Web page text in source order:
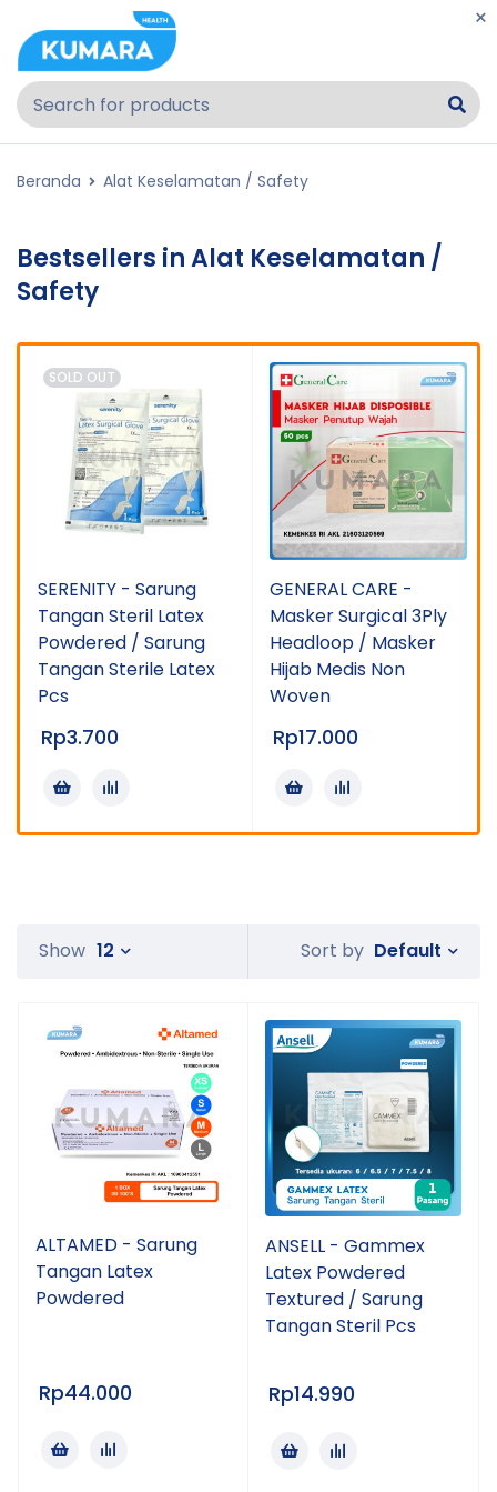
Beranda Alat Keselamatan / Safety
Bestsellers in Alat Keselamatan /
Safety
SOLD OUT
SERENITY - Sarung
Tangan Steril Latex
Powdered / Sarung
Tangan Sterile Latex
Pcs
Rp3.700
GENERAL CARE -
Masker Surgical 3Ply
Headloop / Masker
Hijab Medis Non
Woven
Rp17.000
Sort by Default
Show 12
ALTAMED - Sarung
Tangan Latex
Powdered
Rp44.000
ANSELL - Gammex
Latex Powdered
Textured / Sarung
Tangan Steril Pcs
Rp14.990